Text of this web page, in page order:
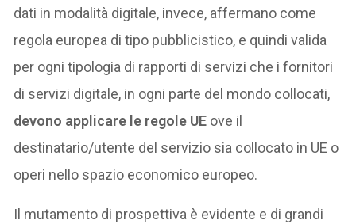
dati in modalità digitale, invece, affermano come
regola europea di tipo pubblicistico, e quindi valida
per ogni tipologia di rapporti di servizi che i fornitori
di servizi digitale, in ogni parte del mondo collocati,
devono applicare le regole UE ove il
destinatario/utente del servizio sia collocato in UE o
operi nello spazio economico europeo.
Il mutamento di prospettiva è evidente e di grandi